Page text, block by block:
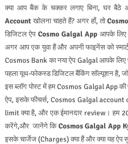
क्या आप बैंक के चक्कर लगाए बिना, घर बैठे
Accountखोलना चाहते हैं? अगर हाँ, तो
डिजिटल ऐप Cosmo Galgal App आपके लिए
अगर आप एक युवा हैं और अपनी फाइनेंस को
Cosmos Bank का नया ऐप Galgal आपके लिए
पहला यूथ-फोकस्ड डिजिटल बैंकिंग सॉल्यूशन है,
इस ब्लॉग पोस्ट में हम Cosmos Galgal App
ऐप, इसके फीचर्स, Cosmos Galgal
limit क्या है, और एक ईमानदार review। हम
करेंगे,और जानेंगे किCosmos Galgal App
इसके चार्जेज (Charges) क्या हैं और क्या यह ऐप